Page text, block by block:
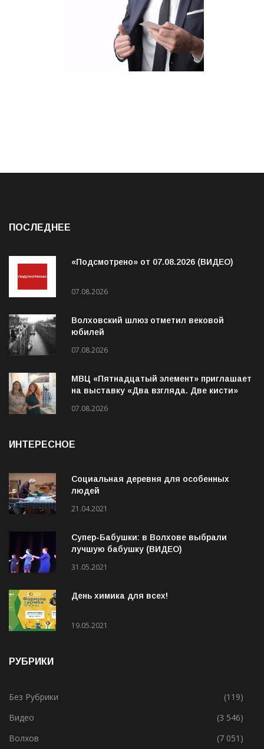
ПОСЛЕДНЕЕ
«Подсмотрено» от 07.08.2026 (ВИДЕО)
07.08.2026
Волховский шлюз отметил вековой
юбилей
07.08.2026
МВЦ «Пятнадцатый элемент» приглашает
на выставку «Два взгляда. Две кисти»
07.08.2026
ИНТЕРЕСНОЕ
Социальная деревня для особенных
людей
21.04.2021
Супер-Бабушки: в Волхове выбрали
лучшую бабушку (ВИДЕО)
31.05.2021
День химика для всех!
19.05.2021
РУБРИКИ
Без Рубрики
(119)
Видео
(3 546)
Волхов
(7 051)